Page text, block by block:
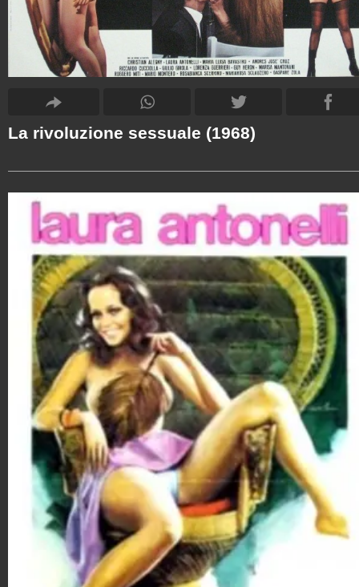
La rivoluzione sessuale (1968)